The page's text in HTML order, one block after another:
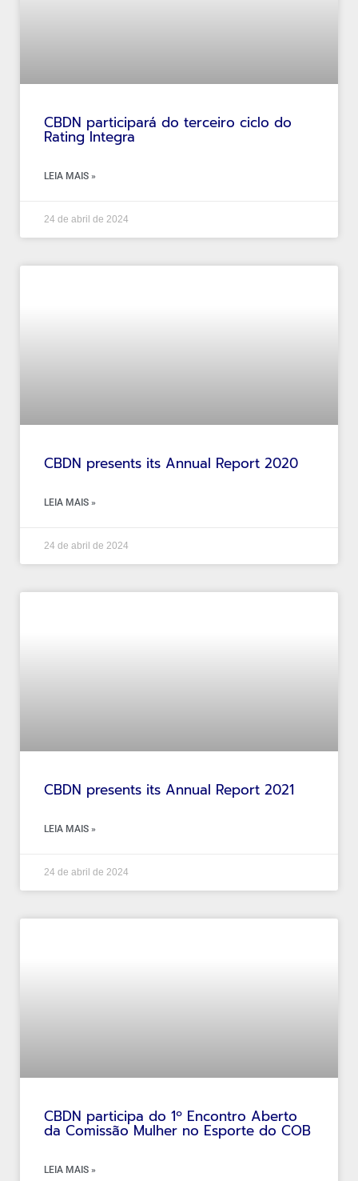
CBDN participará do terceiro ciclo do
Rating Integra
LEIA MAIS »
24 de abril de 2024
CBDN presents its Annual Report 2020
LEIA MAIS »
24 de abril de 2024
CBDN presents its Annual Report 2021
LEIA MAIS »
24 de abril de 2024
CBDN participa do 1º Encontro Aberto
da Comissão Mulher no Esporte do COB
LEIA MAIS »